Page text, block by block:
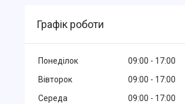
Графік роботи
Понеділок 09:00
17:00
Вівторок
09:00
17:00
Середа
09:00
17:00